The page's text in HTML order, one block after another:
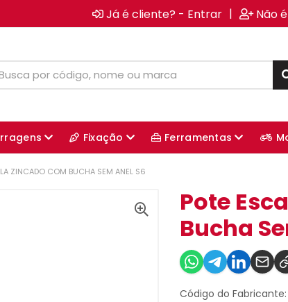
Já é cliente? - Entrar | Não
Fixação Ferramentas
ZINCADO COM BUCHA SEM ANEL S6
Pote
Bucha
Código do